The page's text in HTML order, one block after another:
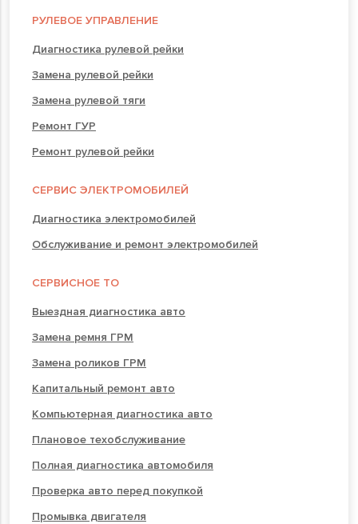
РУЛЕВОЕ УПРАВЛЕНИЕ
Диагностика рулевой рейки
Замена рулевой рейки
Замена рулевой тяги
Ремонт ГУР
Ремонт рулевой рейки
СЕРВИС ЭЛЕКТРОМОБИЛЕЙ
Диагностика электромобилей
Обслуживание и ремонт электромобилей
СЕРВИСНОЕ ТО
Выездная диагностика авто
Замена ремня ГРМ
Замена роликов ГРМ
Капитальный ремонт авто
Компьютерная диагностика авто
Плановое техобслуживание
Полная диагностика автомобиля
Проверка авто перед покупкой
Промывка двигателя